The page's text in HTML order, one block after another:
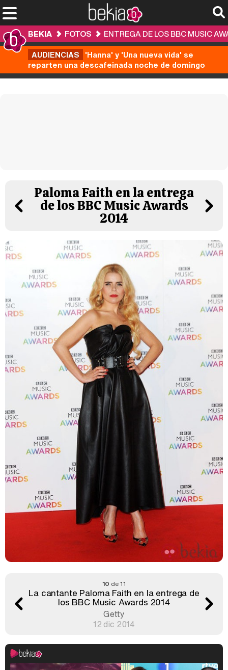
BEKIA FOTOS
ENTREGA DE LOS BBC MUSIC
AUDIENCIAS 'Hanna' y 'Una nueva vida' se
reparten una descafeinada noche de domingo
Paloma Faith en la entrega
de los BBC Music Awards
2014
10 de 11
La cantante Paloma Faith en la entrega de
los BBC Music Awards 2014
Getty
12 dic 2014